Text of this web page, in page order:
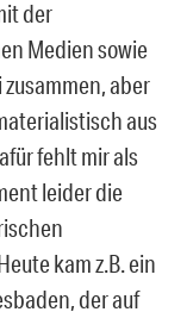
der
Medien sowie
aber
aus
fehlt mir als
leider die
kam z.B. ein
der auf